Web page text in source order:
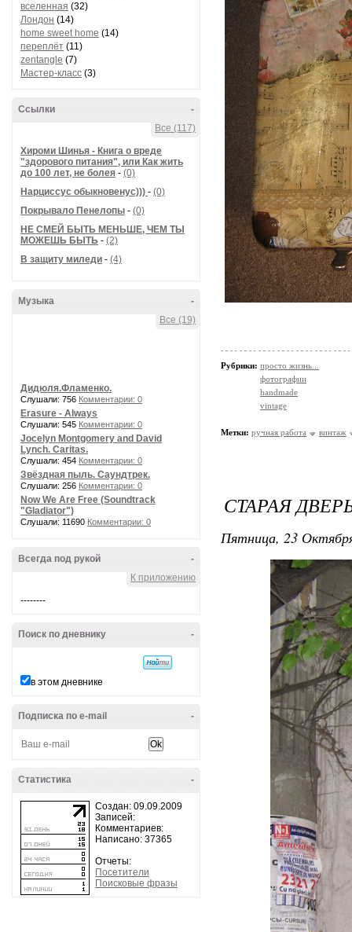
вселенная (32)
Лондон (14)
home sweet home (14)
переплёт (11)
zentangle (7)
Мастер-класс (3)
-
Ссылки
Все (117)
Хироми Шинья - Книга о вреде
"здорового питания", или Как жить
до 100 лет, не болея - (0)
Нарциссус обыкновенус))) - (0)
Покрывало Пенелопы - (0)
НЕ СМЕЙ БЫТЬ МЕНЬШЕ, ЧЕМ ТЫ
МОЖЕШЬ БЫТЬ - (2)
В защиту миледи - (4)
-
Музыка
Все (19)
Дидюля.Фламенко.
Слушали: 756 Комментарии: 0
Erasure - Always
Слушали: 545 Комментарии: 0
Jocelyn Montgomery and David
Lynch. Caritas.
Слушали: 454 Комментарии: 0
Звёздная пыль. Саундтрек.
Слушали: 256 Комментарии: 0
Now We Are Free (Soundtrack
"Gladiator")
Слушали: 11690 Комментарии: 0
-
Всегда под рукой
К приложению
--------
-
Поиск по дневнику
в этом дневнике
-
Подписка по e-mail
-
Статистика
Создан: 09.09.2009
Записей:
Комментариев:
Написано: 37365
Отчеты:
Посетители
Поисковые фразы
Рубрики: просто жизнь...
фотографии
handmade
vintage
Метки: ручная работа винтаж
СТАРАЯ
Пятница, 23